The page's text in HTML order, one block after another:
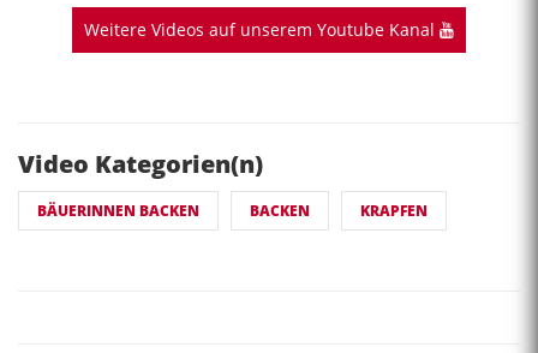
Weitere Videos auf unserem Youtube Kanal
Video Kategorien(n)
BÄUERINNEN BACKEN BACKEN KRAPFEN